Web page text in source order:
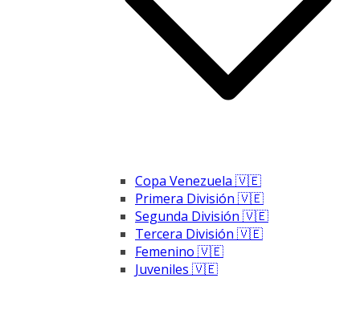
Copa Venezuela 🇻🇪
Primera División 🇻🇪
Segunda División 🇻🇪
Tercera División 🇻🇪
Femenino 🇻🇪
Juveniles 🇻🇪